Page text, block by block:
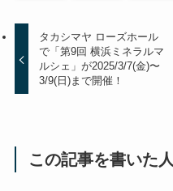
タカシマヤ ローズホール
で「第9回 横浜ミネラルマ
ルシェ」が2025/3/7(金)〜
3/9(日)まで開催！
この記事を書いた人